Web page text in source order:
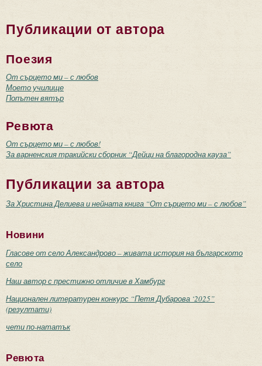
Публикации от автора
Поезия
От сърцето ми – с любов
Моето училище
Попътен вятър
Ревюта
От сърцето ми – с любов!
За варненския тракийски сборник “Дейци на благородна кауза”
Публикации за автора
За Христина Делиева и нейната книга “От сърцето ми – с любов”
Новини
Гласове от село Александрово – живата история на българското
село
Наш автор с престижно отличие в Хамбург
Национален литературен конкурс “Петя Дубарова ‘2025”
(резултати)
чети по-нататък
Ревюта